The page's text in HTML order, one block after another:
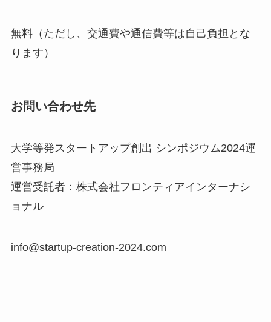
無料（ただし、交通費や通信費等は自己負担とな
ります）
お問い合わせ先
大学等発スタートアップ創出 シンポジウム2024運
営事務局
運営受託者：株式会社フロンティアインターナシ
ョナル
info@startup-creation-2024.com